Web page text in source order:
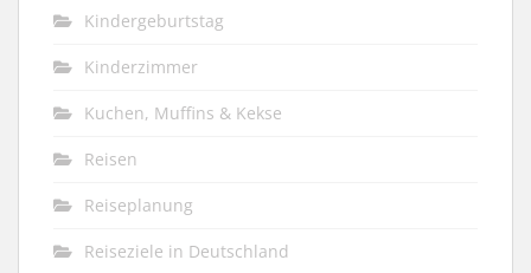
Kindergeburtstag
Kinderzimmer
Kuchen, Muffins & Kekse
Reisen
Reiseplanung
Reiseziele in Deutschland